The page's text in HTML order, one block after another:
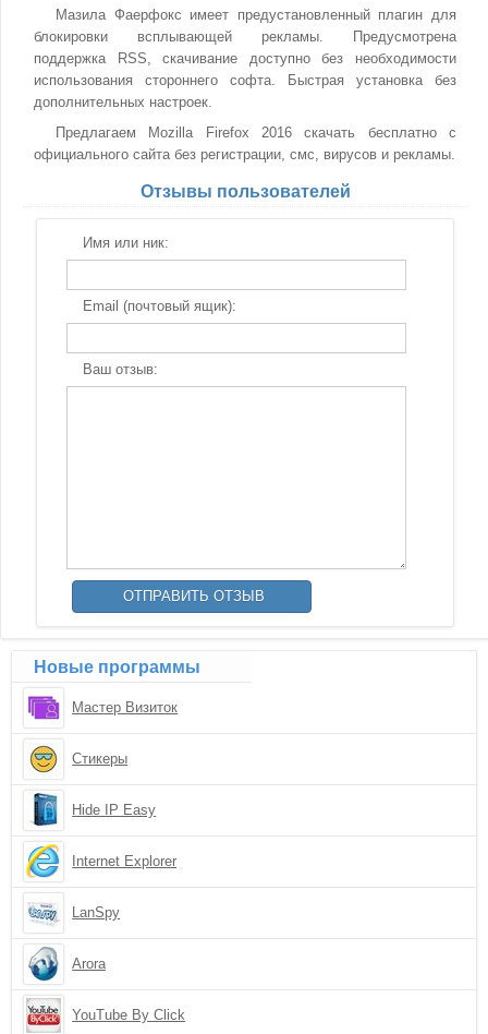
Мазила Фаерфокс имеет предустановленный плагин для
блокировки всплывающей рекламы. Предусмотрена
поддержка RSS, скачивание доступно без необходимости
использования стороннего софта. Быстрая установка без
дополнительных настроек.
Предлагаем Mozilla Firefox 2016 скачать бесплатно с
официального сайта без регистрации, смс, вирусов и рекламы.
Отзывы пользователей
Имя или ник:
Email (почтовый ящик):
Ваш отзыв:
Новые программы
Мастер Визиток
Стикеры
Hide IP Easy
Internet Explorer
LanSpy
Arora
YouTube By Click